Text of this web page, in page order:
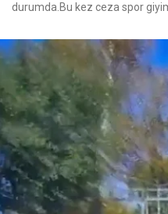
durumda.Bu kez ceza spor